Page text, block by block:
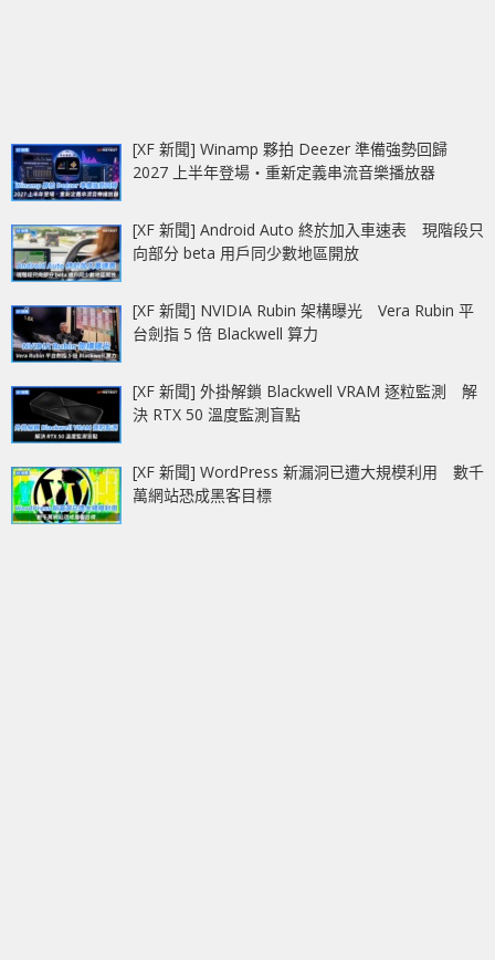
[XF 新聞] Winamp 夥拍 Deezer 準備強勢回歸
2027 上半年登場‧重新定義串流音樂播放器
[XF 新聞] Android Auto 終於加入車速表 現階段只
向部分 beta 用戶同少數地區開放
[XF 新聞] NVIDIA Rubin 架構曝光 Vera Rubin 平
台劍指 5 倍 Blackwell 算力
[XF 新聞] 外掛解鎖 Blackwell VRAM 逐粒監測 解
決 RTX 50 溫度監測盲點
[XF 新聞] WordPress 新漏洞已遭大規模利用 數千
萬網站恐成黑客目標